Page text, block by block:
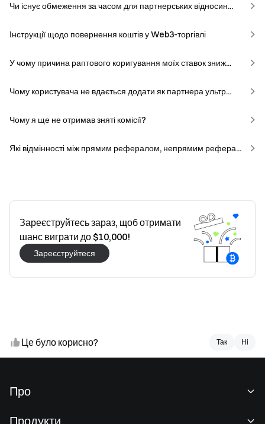
Чи існує обмеження за часом для партнерських відносин...
Інструкції щодо повернення коштів у Web3-торгівлі
У чому причина раптового коригування моїх ставок зниж...
Чому користувача не вдається додати як партнера ультр...
Чому я ще не отримав зняті комісії?
Які відмінності між прямим рефералом, непрямим рефера...
Зареєструйтесь зараз, щоб отримати
шанс виграти до $10,000!
Зареєструйтеся
Так
Це було корисно? Так Ні
Про
Продукти